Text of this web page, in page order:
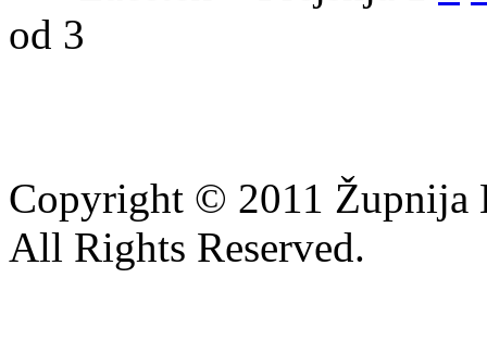
od 3
Copyright © 2011 Župnija
All Rights Reserved.